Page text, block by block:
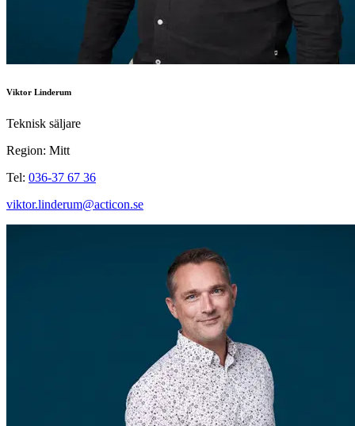
Viktor Linderum
Teknisk säljare
Region: Mitt
Tel: 036-37 67 36
viktor.linderum@acticon.se